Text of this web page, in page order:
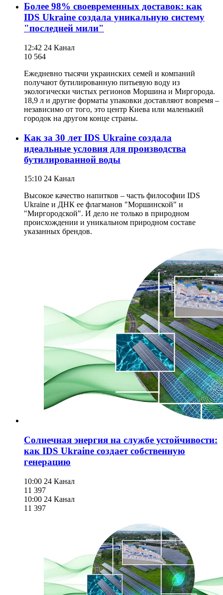
Более 98% своевременных доставок: как
IDS Ukraine создала уникальную систему
"последней мили"
12:42 24 Канал
10 564
Ежедневно тысячи украинских семей и компаний
получают бутилированную питьевую воду из
экологически чистых регионов Моршина и Миргорода.
18,9 л и другие форматы упаковки доставляют вовремя –
независимо от того, это центр Киева или маленький
городок на другом конце страны.
Как за 30 лет IDS Ukraine создала
идеальные условия для производства
бутилированной воды
15:10 24 Канал
Высокое качество напитков – часть философии IDS
Ukraine и ДНК ее флагманов "Моршинской" и
"Миргородской". И дело не только в природном
происхождении и уникальном природном составе
указанных брендов.
Солнечная энергия на службе устойчивости:
как IDS Ukraine создает собственную
генерацию
10:00 24 Канал
11 397
10:00 24 Канал
11 397